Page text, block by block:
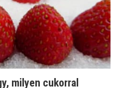
milyen cukorral